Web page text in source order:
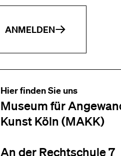
ANMELDEN
Hier finden Sie uns
Museum für
Kunst Köln (MAKK)
An der Rechtschule 7